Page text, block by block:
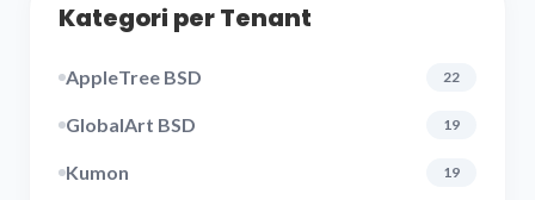
Kategori per Tenant
AppleTree BSD 22
GlobalArt BSD 19
Kumon 19